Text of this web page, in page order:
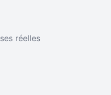
réelles